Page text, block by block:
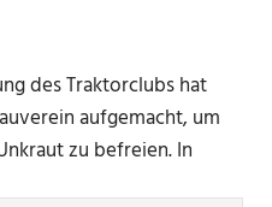
des Traktorclubs hat
aufgemacht, um
zu befreien. In